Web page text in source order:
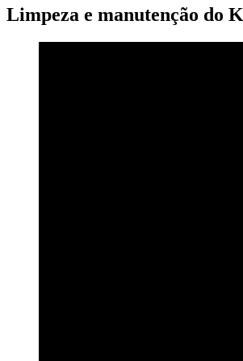
Limpeza e manutenção do